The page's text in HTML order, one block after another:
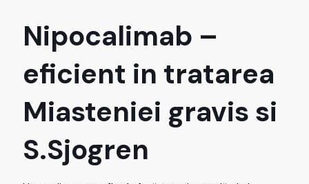
Nipocalimab –
eficient in tratarea
Miasteniei gravis si
S.Sjogren